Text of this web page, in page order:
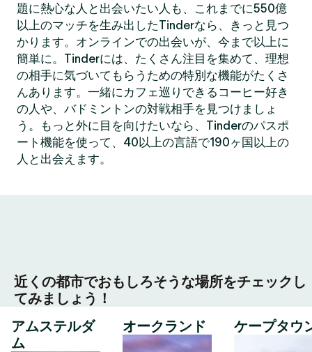
題に熱心な人と出会いたい人も、これまでに550億
以上のマッチを生み出したTinderなら、きっと見つ
かります。オンラインでの出会いが、今まで以上に
簡単に。Tinderには、たくさん注目を集めて、理想
の相手に気づいてもらうための特別な機能がたくさ
んあります。一緒にカフェ巡りできるコーヒー好き
の人や、バドミントンの対戦相手を見つけましょ
う。もっと外に目を向けたいなら、Tinderのパスポ
ート機能を使って、40以上の言語で190ヶ国以上の
人と出会えます。
近くの都市でおもしろそうな場所をチェックし
てみましょう！
アムステルダ
ム
オークランド ケープタウ